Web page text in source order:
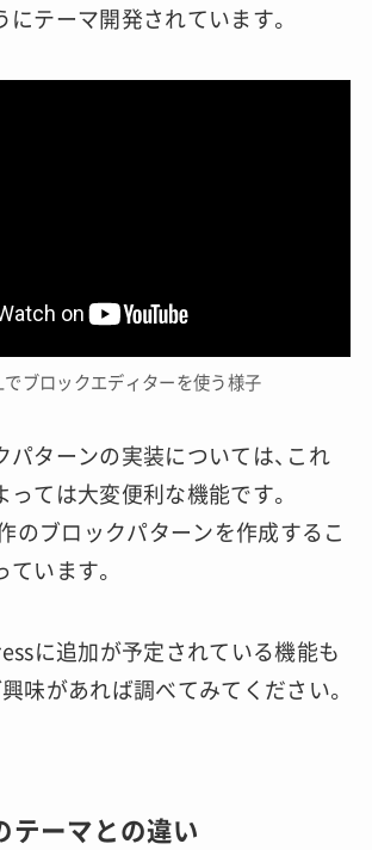
にテーマ開発されています。
でブロックエディターを使う様子
パターンの実装については、これ
っては大変便利な機能です。
のブロックパターンを作成するこ
います。
に追加が予定されている機能も
味があれば調べてみてください。
テーマとの違い